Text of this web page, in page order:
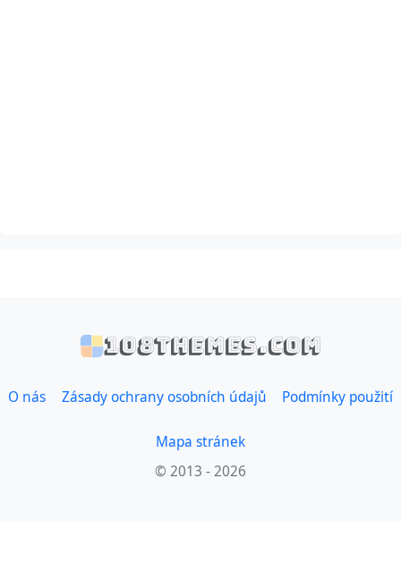
108themes.com
O nás Zásady ochrany osobních údajů Podmínky použití
Mapa stránek
© 2013 - 2026